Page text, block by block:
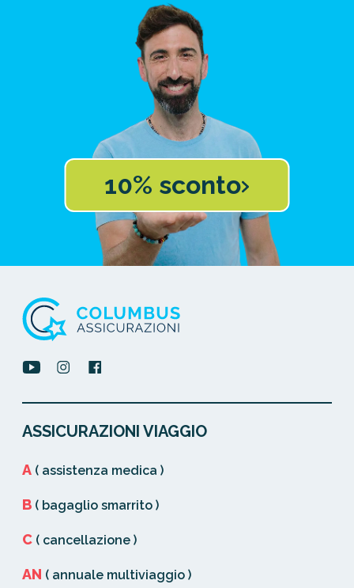
10% sconto
ASSICURAZIONI VIAGGIO
A ( assistenza medica )
B ( bagaglio smarrito )
C ( cancellazione )
AN ( annuale multiviaggio )